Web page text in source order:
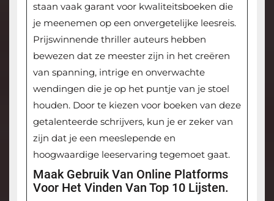
staan vaak garant voor kwaliteitsboeken die
je meenemen op een onvergetelijke leesreis.
Prijswinnende thriller auteurs hebben
bewezen dat ze meester zijn in het creëren
van spanning, intrige en onverwachte
wendingen die je op het puntje van je stoel
houden. Door te kiezen voor boeken van deze
getalenteerde schrijvers, kun je er zeker van
zijn dat je een meeslepende en
hoogwaardige leeservaring tegemoet gaat.
Maak Gebruik Van Online Platforms
Voor Het Vinden Van Top 10 Lijsten.